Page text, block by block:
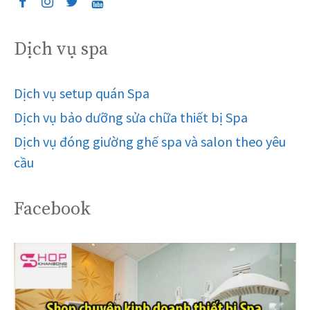
Dịch vụ spa
Dịch vụ setup quán Spa
Dịch vụ bảo dưỡng sửa chữa thiết bị Spa
Dịch vụ đóng giường ghế spa và salon theo yêu
cầu
Facebook